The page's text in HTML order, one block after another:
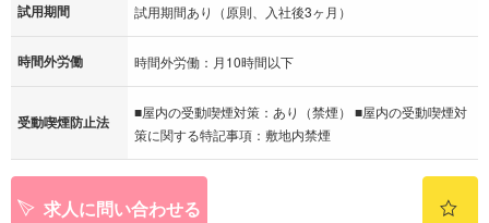
試用期間 試用期間あり（原則、入社後3ヶ月）
時間外労働 時間外労働：月10時間以下
受動喫煙防止法
■屋内の受動喫煙対策：あり（禁煙） ■屋内の受動喫煙対
策に関する特記事項：敷地内禁煙
求人に問い合わせる